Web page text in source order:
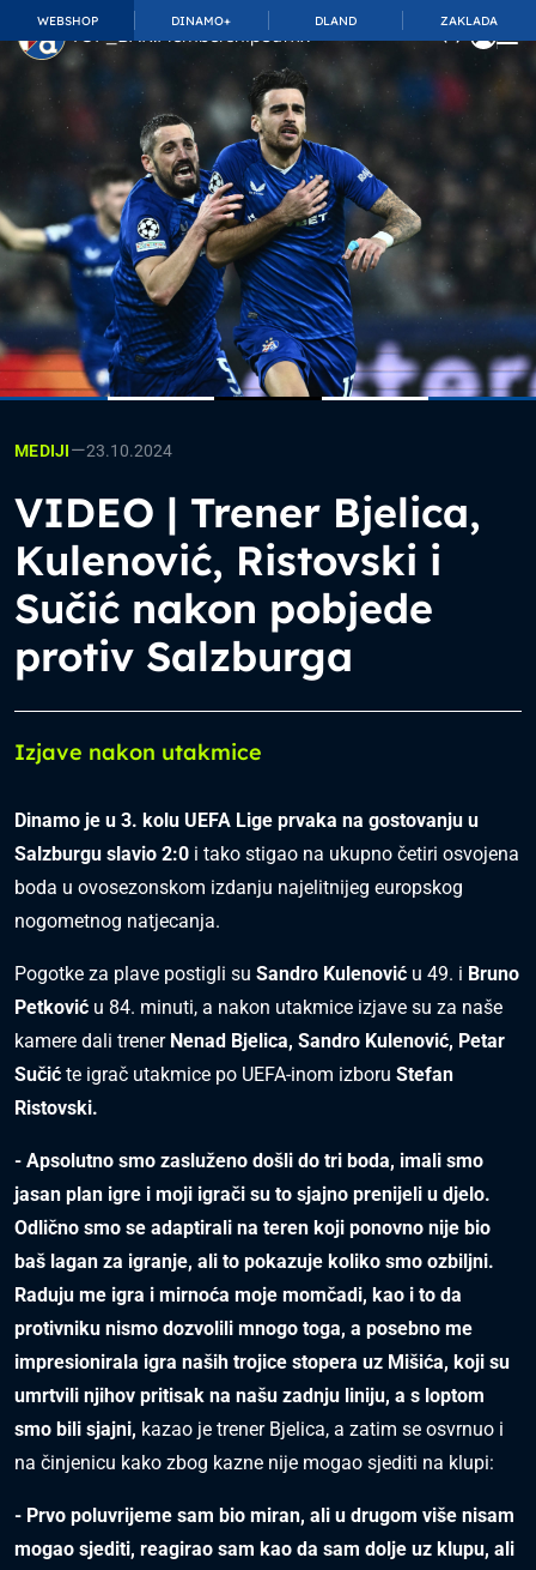
WEBSHOP DINAMO+ DLAND ZAKLADA
TOP_BAR.MembershipSuffix
MEDIJI—23.10.2024
VIDEO | Trener Bjelica,
Kulenović, Ristovski i
Sučić nakon pobjede
protiv Salzburga
Izjave nakon utakmice
Dinamo je u 3. kolu UEFA Lige prvaka na gostovanju u
Salzburgu slavio 2:0 i tako stigao na ukupno četiri osvojena
boda u ovosezonskom izdanju najelitnijeg europskog
nogometnog natjecanja.
Pogotke za plave postigli su Sandro Kulenović u 49. i Bruno
Petković u 84. minuti, a nakon utakmice izjave su za naše
kamere dali trener Nenad Bjelica, Sandro Kulenović, Petar
Sučić te igrač utakmice po UEFA-inom izboru Stefan
Ristovski.
- Apsolutno smo zasluženo došli do tri boda, imali smo
jasan plan igre i moji igrači su to sjajno prenijeli u djelo.
Odlično smo se adaptirali na teren koji ponovno nije bio
baš lagan za igranje, ali to pokazuje koliko smo ozbiljni.
Raduju me igra i mirnoća moje momčadi, kao i to da
protivniku nismo dozvolili mnogo toga, a posebno me
impresionirala igra naših trojice stopera uz Mišića, koji su
umrtvili njihov pritisak na našu zadnju liniju, a s loptom
smo bili sjajni, kazao je trener Bjelica, a zatim se osvrnuo i
na činjenicu kako zbog kazne nije mogao sjediti na klupi:
- Prvo poluvrijeme sam bio miran, ali u drugom više nisam
mogao sjediti, reagirao sam kao da sam dolje uz klupu, ali